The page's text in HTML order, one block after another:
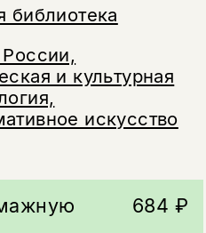
библиотека
и культурная
искусство
684 ₽